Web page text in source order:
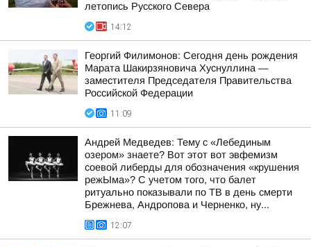
летопись Русского Севера
14:12
Георгий Филимонов: Сегодня день рождения
Марата Шакирзяновича Хуснуллина —
заместителя Председателя Правительства
Российской Федерации
11:09
Андрей Медведев: Тему с «Лебединым
озером» знаете? Вот этот вот эвфемизм
соевой либерды для обозначения «крушения
режЫма»? С учетом того, что балет
ритуально показывали по ТВ в день смерти
Брежнева, Андропова и Черненко, ну...
12:07